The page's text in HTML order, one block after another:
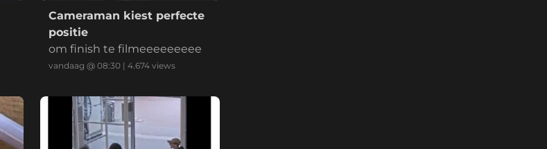
Cameraman kiest perfecte
positie
om finish te filmeeeeeeeee
vandaag @ 08:30 |4.674 views